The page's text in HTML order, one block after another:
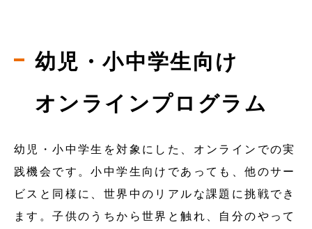
幼児・小中学生向け
オンラインプログラム
幼児・小中学生を対象にした、オンラインでの実
践機会です。小中学生向けであっても、他のサー
ビスと同様に、世界中のリアルな課題に挑戦でき
ます。子供のうちから世界と触れ、自分のやって